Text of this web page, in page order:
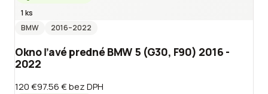
1 ks
BMW
2016–2022
Okno ľavé predné BMW 5 (G30, F90) 2016 -
2022
120 €97.56 €bez DPH